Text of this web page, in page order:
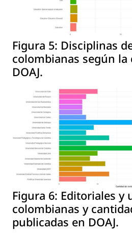
Figura 5: Disciplinas
colombianas según la
DOAJ.
Figura 6: Editoriales y
colombianas y
publicadas en DOAJ.